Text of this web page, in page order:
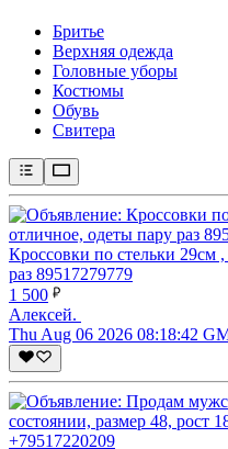
Бритье
Верхняя одежда
Головные уборы
Костюмы
Обувь
Свитера
Кроссовки по стельки 29см
раз 89517279779
1 500
Алексей.
Thu Aug 06 2026 08:18:42